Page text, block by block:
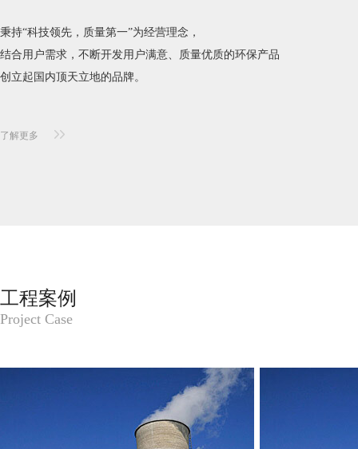
秉持“科技领先，质量第一”为经营理念，
结合用户需求，不断开发用户满意、质量优质的环保产品
创立起国内顶天立地的品牌。
了解更多
工程案例
Project Case